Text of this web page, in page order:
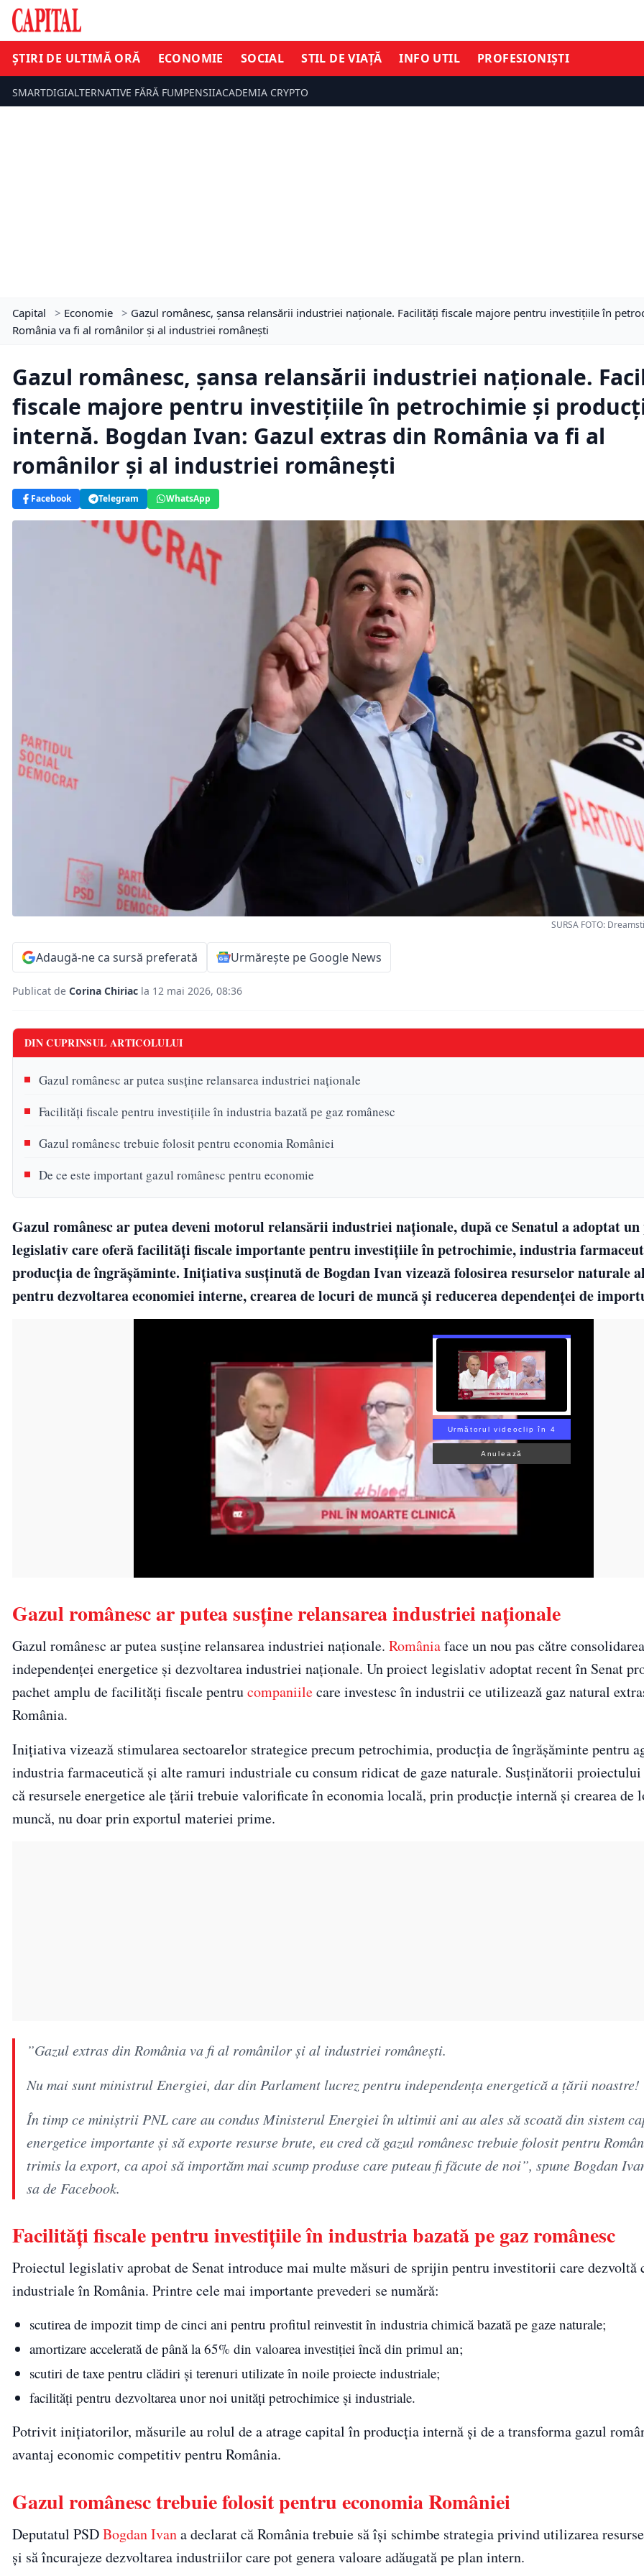
ȘTIRI DE ULTIMĂ ORĂ ECONOMIE SOCIAL STIL DE VIAȚĂ INFO UTIL PROFESIONIȘTI
SMARTDIGIALTERNATIVE FĂRĂ FUMPENSIIACADEMIA CRYPTO
Capital > Economie > Gazul românesc, șansa relansării industriei naționale. Facilități fiscale majore pentru investițiile în
România va fi al românilor și al industriei românești
Gazul românesc, șansa relansării industriei naționale.
fiscale majore pentru investițiile în petrochimie și
internă. Bogdan Ivan: Gazul extras din România va fi al
românilor și al industriei românești
Facebook Telegram WhatsApp
SURSA FOTO:
Adaugă-ne ca sursă preferată Urmărește pe Google News
Publicat de Corina Chiriac la 12 mai 2026, 08:36
DIN CUPRINSUL ARTICOLULUI
Gazul românesc ar putea susține relansarea industriei naționale
Facilități fiscale pentru investițiile în industria bazată pe gaz românesc
Gazul românesc trebuie folosit pentru economia României
De ce este important gazul românesc pentru economie
Gazul românesc ar putea deveni motorul relansării industriei naționale, după ce Senatul a adoptat
legislativ care oferă facilități fiscale importante pentru investițiile în petrochimie, industria
producția de îngrășăminte. Inițiativa susținută de Bogdan Ivan vizează folosirea resurselor naturale
pentru dezvoltarea economiei interne, crearea de locuri de muncă și reducerea dependenței de
Următorul videoclip în 3
Anulează
Gazul românesc ar putea susține relansarea industriei naționale
Gazul românesc ar putea susține relansarea industriei naționale. Româniaface un nou pas către consolidarea
independenței energetice și dezvoltarea industriei naționale. Un proiect legislativ adoptat recent în Senat
pachet amplu de facilități fiscale pentrucompaniilecare investesc în industrii ce utilizează gaz natural
România.
Inițiativa vizează stimularea sectoarelor strategice precum petrochimia, producția de îngrășăminte pentru
industria farmaceutică și alte ramuri industriale cu consum ridicat de gaze naturale. Susținătorii proiectului
că resursele energetice ale țării trebuie valorificate în economia locală, prin producție internă și crearea de
muncă, nu doar prin exportul materiei prime.
”Gazul extras din România va fi al românilor și al industriei românești.
Nu mai sunt ministrul Energiei, dar din Parlament lucrez pentru independența energetică a țării noastre!
În timp ce miniștrii PNL care au condus Ministerul Energiei în ultimii ani au ales să scoată din sistem
energetice importante și să exporte resurse brute, eu cred că gazul românesc trebuie folosit pentru
trimis la export, ca apoi să importăm mai scump produse care puteau fi făcute de noi”, spune Bogdan
sa de Facebook.
Facilități fiscale pentru investițiile în industria bazată pe gaz românesc
Proiectul legislativ aprobat de Senat introduce mai multe măsuri de sprijin pentru investitorii care dezvoltă
industriale în România. Printre cele mai importante prevederi se numără:
scutirea de impozit timp de cinci ani pentru profitul reinvestit în industria chimică bazată pe gaze naturale;
amortizare accelerată de până la 65% din valoarea investiției încă din primul an;
scutiri de taxe pentru clădiri și terenuri utilizate în noile proiecte industriale;
facilități pentru dezvoltarea unor noi unități petrochimice și industriale.
Potrivit inițiatorilor, măsurile au rolul de a atrage capital în producția internă și de a transforma gazul
avantaj economic competitiv pentru România.
Gazul românesc trebuie folosit pentru economia României
Deputatul PSDBogdan Ivana declarat că România trebuie să își schimbe strategia privind utilizarea
și să încurajeze dezvoltarea industriilor care pot genera valoare adăugată pe plan intern.